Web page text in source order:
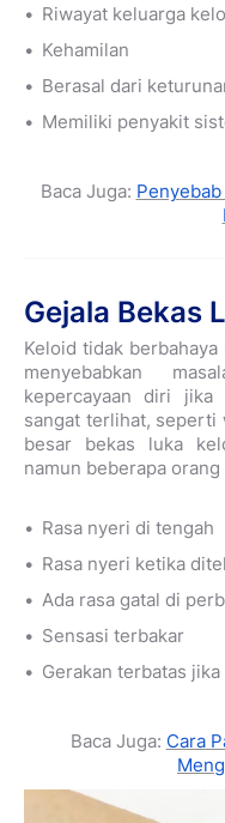
Riwayat keluarga
Kehamilan
Berasal dari
Memiliki penyakit
Baca Juga:
Gejala Bekas
Keloid tidak
menyebabkan
kepercayaan diri
sangat terlihat, seperti
besar bekas luka
namun beberapa
Rasa nyeri di tengah
Rasa nyeri ketika
Ada rasa gatal di
Sensasi terbakar
Gerakan terbatas
Baca Juga: Cara